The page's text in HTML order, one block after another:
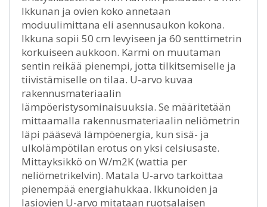
Ikkunan ja ovien koko annetaan
moduulimittana eli asennusaukon kokona.
Ikkuna sopii 50 cm levyiseen ja 60 senttimetrin
korkuiseen aukkoon. Karmi on muutaman
sentin reikää pienempi, jotta tilkitsemiselle ja
tiivistämiselle on tilaa. U-arvo kuvaa
rakennusmateriaalin
lämpöeristysominaisuuksia. Se määritetään
mittaamalla rakennusmateriaalin neliömetrin
läpi pääsevä lämpöenergia, kun sisä- ja
ulkolämpötilan erotus on yksi celsiusaste.
Mittayksikkö on W/m2K (wattia per
neliömetrikelvin). Matala U-arvo tarkoittaa
pienempää energiahukkaa. Ikkunoiden ja
lasiovien U-arvo mitataan ruotsalaisen